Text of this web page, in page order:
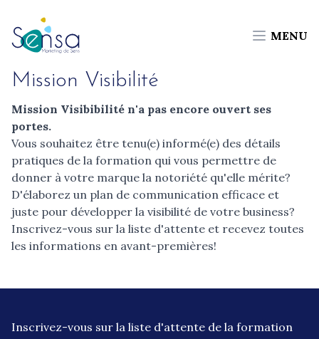
MENU
Mission Visibilité
Mission Visibibilité n'a pas encore ouvert ses
portes.
Vous souhaitez être tenu(e) informé(e) des détails
pratiques de la formation qui vous permettre de
donner à votre marque la notoriété qu'elle mérite?
D'élaborez un plan de communication efficace et
juste pour développer la visibilité de votre business?
Inscrivez-vous sur la liste d'attente et recevez toutes
les informations en avant-premières!
Inscrivez-vous sur la liste d'attente de la formation